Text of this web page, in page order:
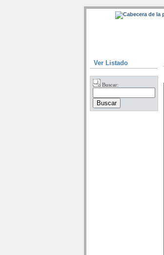
Ver Listado
Buscar: